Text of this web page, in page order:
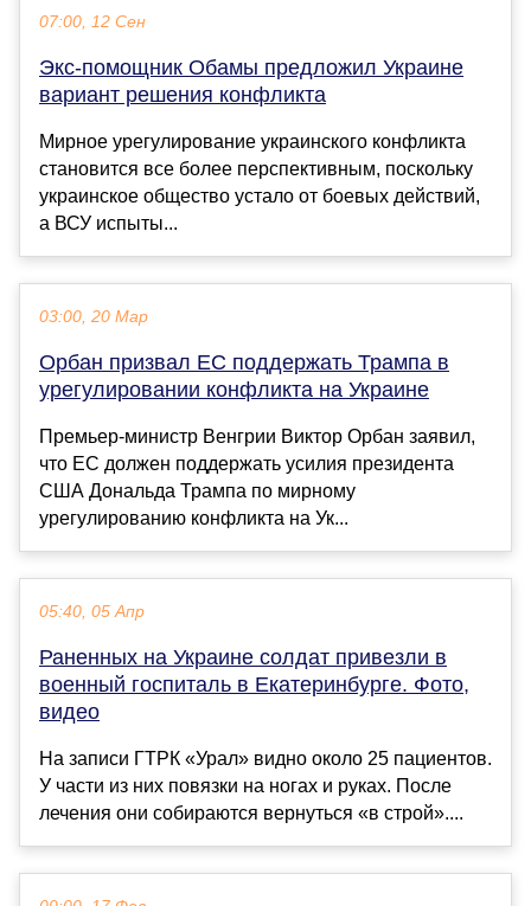
07:00, 12 Сен
Экс-помощник Обамы предложил Украине
вариант решения конфликта
Мирное урегулирование украинского конфликта
становится все более перспективным, поскольку
украинское общество устало от боевых действий,
а ВСУ испыты...
03:00, 20 Мар
Орбан призвал ЕС поддержать Трампа в
урегулировании конфликта на Украине
Премьер-министр Венгрии Виктор Орбан заявил,
что ЕС должен поддержать усилия президента
США Дональда Трампа по мирному
урегулированию конфликта на Ук...
05:40, 05 Апр
Раненных на Украине солдат привезли в
военный госпиталь в Екатеринбурге. Фото,
видео
На записи ГТРК «Урал» видно около 25 пациентов.
У части из них повязки на ногах и руках. После
лечения они собираются вернуться «в строй»....